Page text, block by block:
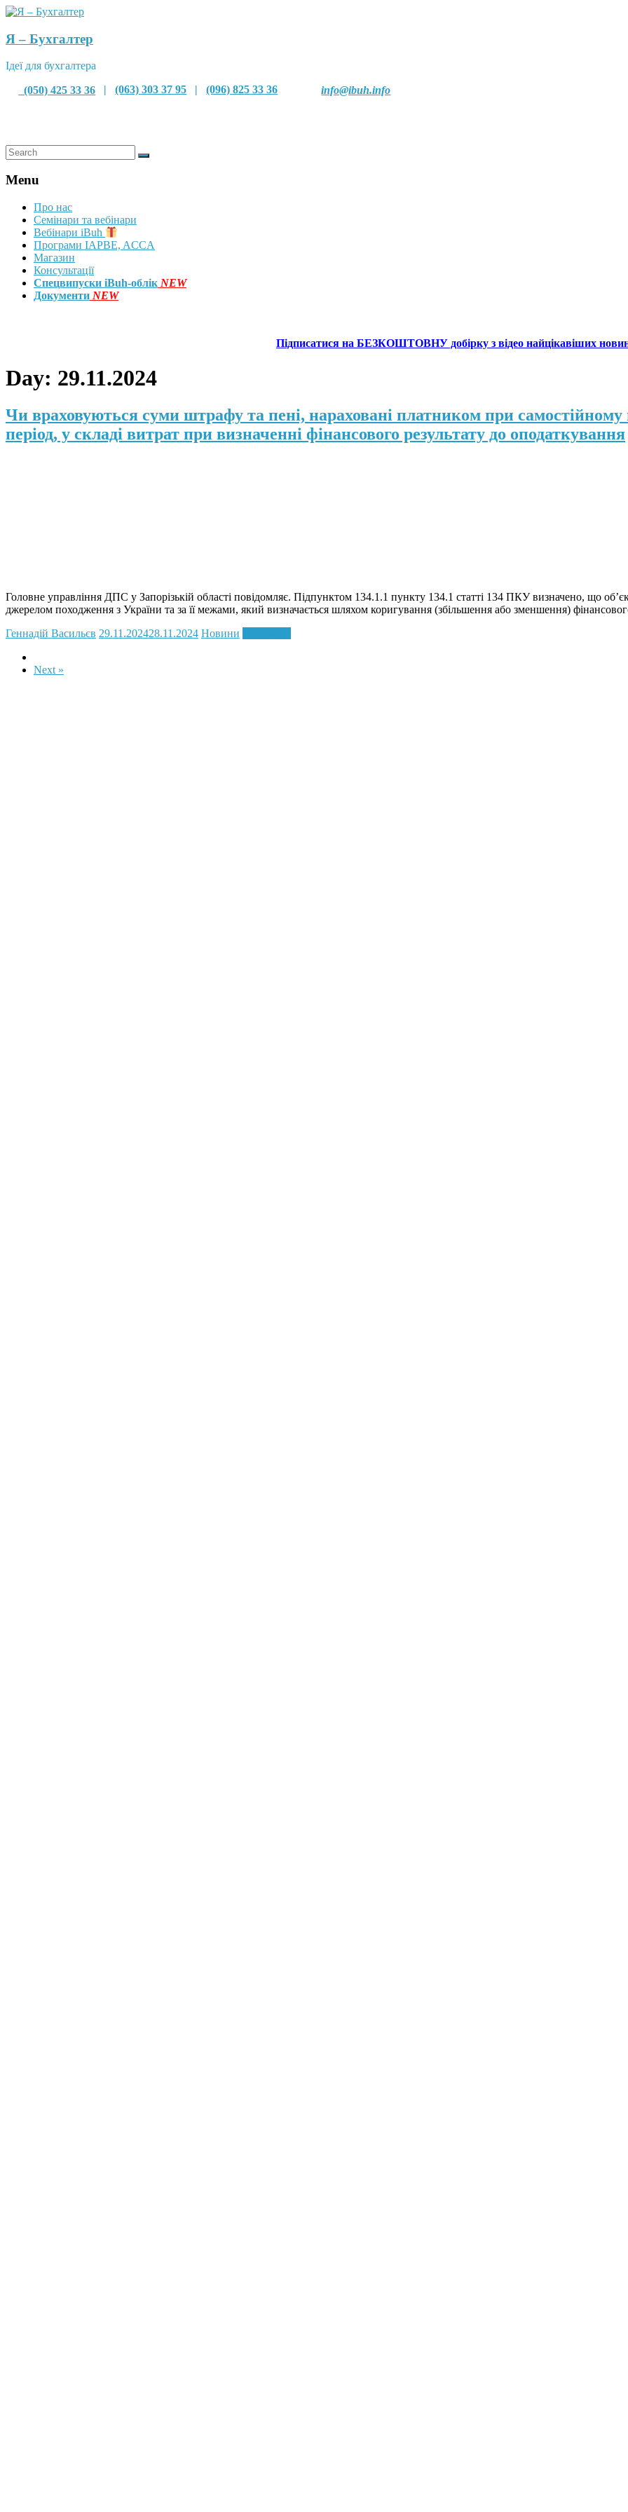
Я – Бухгалтер
Ідеї для бухгалтера
(050) 425 33 36 |(063) 303 37 95 |(096) 825 33 36 info@ibuh.info
Menu
Про нас
Семінари та вебінари
Вебінари iBuh
Програми IAPBE, ACCA
Магазин
Консультації
Спецвипуски iBuh-облік NEW
Документи NEW
Підписатися на БЕЗКОШТОВНУ добірку з відео найцікавіших
Day: 29.11.2024
Чи враховуються суми штрафу та пені, нараховані платником при
період, у складі витрат при визначенні фінансового результату до оподаткування
Головне управління ДПС у Запорізькій області повідомляє. Підпунктом 134.1.1 пункту 134.1 статті 134 ПКУ визначено, що
джерелом походження з України та за її межами, який визначається шляхом коригування (збільшення або зменшення)
Геннадій Васильєв 29.11.202428.11.2024 Новини
Next »